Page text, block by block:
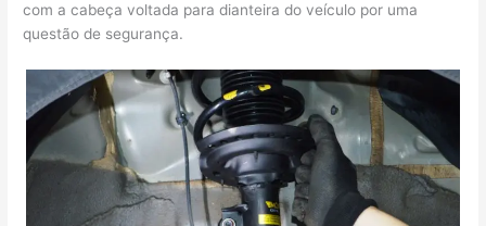
com a cabeça voltada para dianteira do veículo por uma
questão de segurança.